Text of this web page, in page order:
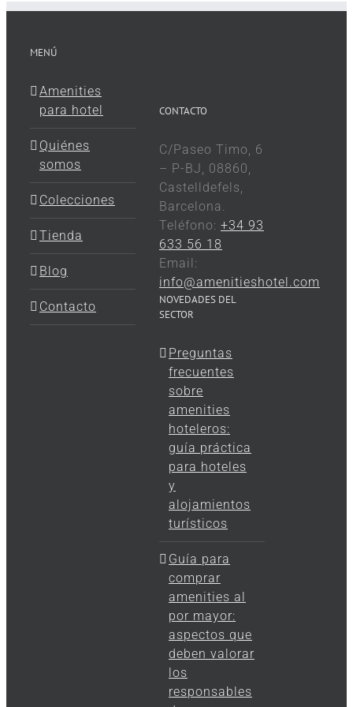
MENÚ
Amenities
para hotel
Quiénes
somos
Colecciones
Tienda
Blog
Contacto
CONTACTO
C/Paseo Timo, 6
– P-BJ, 08860,
Castelldefels,
Barcelona.
Teléfono: +34 93
633 56 18
Email:
info@amenitieshotel.com
NOVEDADES DEL
SECTOR
Preguntas
frecuentes
sobre
amenities
hoteleros:
guía práctica
para hoteles
y
alojamientos
turísticos
Guía para
comprar
amenities al
por mayor:
aspectos que
deben valorar
los
responsables